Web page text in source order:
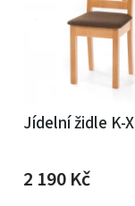
Jídelní židle K-X
2 190Kč